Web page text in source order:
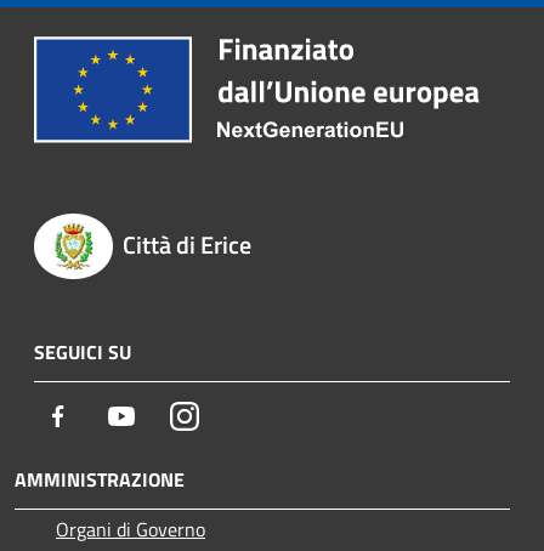
Città di Erice
SEGUICI SU
Facebook YoutubeInstagram
AMMINISTRAZIONE
Organi di Governo